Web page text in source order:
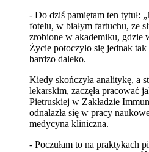
- Do dziś pamiętam ten tytuł:
fotelu, w białym fartuchu, ze
zrobione w akademiku, gdzie
Życie potoczyło się jednak
bardzo daleko.
Kiedy skończyła analitykę, a
lekarskim, zaczęła pracować
Pietruskiej w Zakładzie
odnalazła się w pracy
medycyna kliniczna.
- Poczułam to na praktykach